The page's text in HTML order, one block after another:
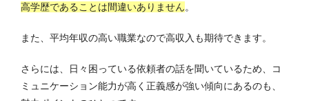
高学歴であることは間違いありません。
また、平均年収の高い職業なので高収入も期待できます。
さらには、日々困っている依頼者の話を聞いているため、コ
ミュニケーション能力が高く正義感が強い傾向にあるのも、